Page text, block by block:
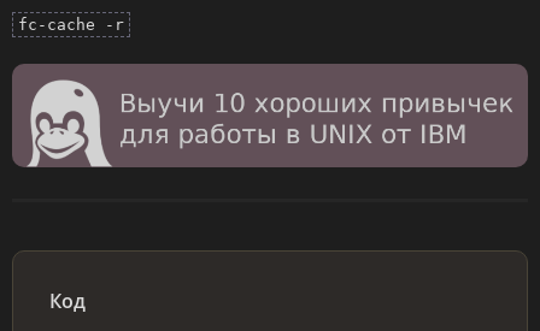
fc-cache -r
Код